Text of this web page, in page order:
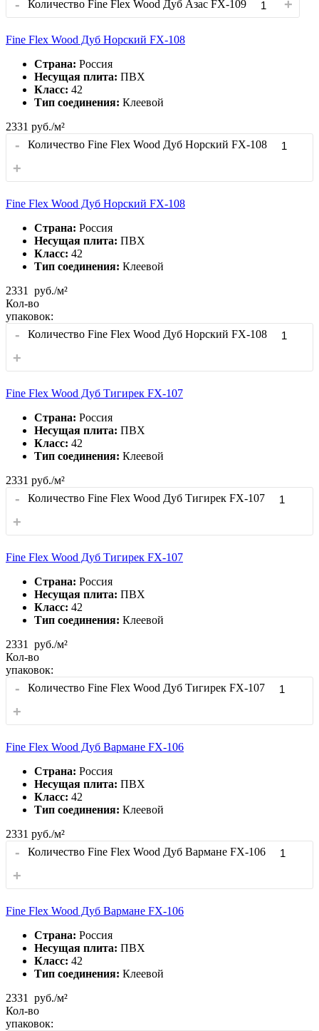
- Количество Fine Flex Wood Дуб Азас FX-109 +
Fine Flex Wood Дуб Норский FX-108
Страна: Россия
Несущая плита: ПВХ
Класс: 42
Тип соединения: Клеевой
2331 руб./м²
- Количество Fine Flex Wood Дуб Норский FX-108
+
Fine Flex Wood Дуб Норский FX-108
Страна: Россия
Несущая плита: ПВХ
Класс: 42
Тип соединения: Клеевой
2331
руб./м²
Кол-во
упаковок:
- Количество Fine Flex Wood Дуб Норский FX-108
+
Fine Flex Wood Дуб Тигирек FX-107
Страна: Россия
Несущая плита: ПВХ
Класс: 42
Тип соединения: Клеевой
2331 руб./м²
- Количество Fine Flex Wood Дуб Тигирек FX-107
+
Fine Flex Wood Дуб Тигирек FX-107
Страна: Россия
Несущая плита: ПВХ
Класс: 42
Тип соединения: Клеевой
2331
руб./м²
Кол-во
упаковок:
- Количество Fine Flex Wood Дуб Тигирек FX-107
+
Fine Flex Wood Дуб Вармане FX-106
Страна: Россия
Несущая плита: ПВХ
Класс: 42
Тип соединения: Клеевой
2331 руб./м²
- Количество Fine Flex Wood Дуб Вармане FX-106
+
Fine Flex Wood Дуб Вармане FX-106
Страна: Россия
Несущая плита: ПВХ
Класс: 42
Тип соединения: Клеевой
2331
руб./м²
Кол-во
упаковок: